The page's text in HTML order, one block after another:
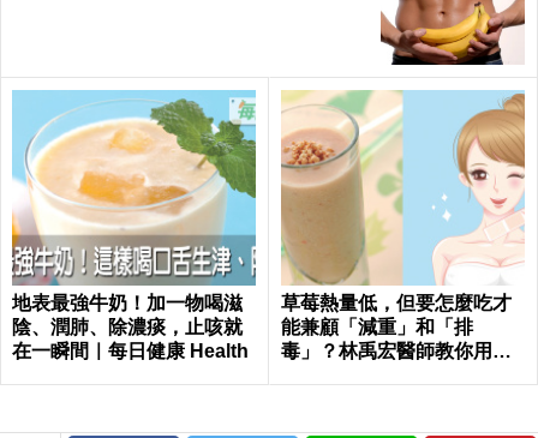
地表最強牛奶！加一物喝滋
陰、潤肺、除濃痰，止咳就
在一瞬間｜每日健康 Health
草莓熱量低，但要怎麼吃才
能兼顧「減重」和「排
毒」？林禹宏醫師教你用喝